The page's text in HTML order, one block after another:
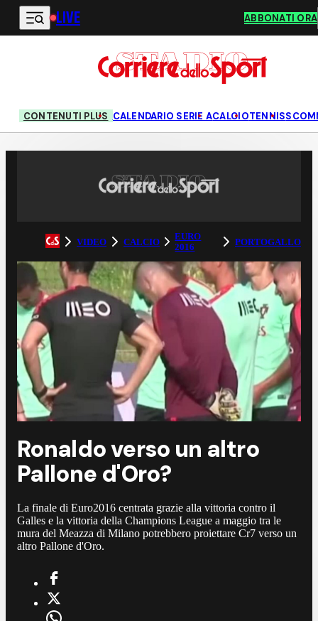
Vai al contenuto principale
LIVE ABBONATI ORA
CONTENUTI PLUS CALENDARIO SERIE ACALCIOTENNIS
VIDEO CALCIO
EURO
2016
PORTOGALLO
Ronaldo verso un altro
Pallone d'Oro?
La finale di Euro2016 centrata grazie alla vittoria contro il
Galles e la vittoria della Champions League a maggio tra le
mura del Meazza di Milano potrebbero proiettare Cr7 verso un
altro Pallone d'Oro.